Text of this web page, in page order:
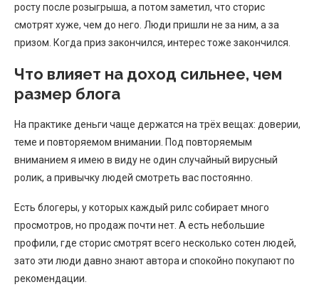
росту после розыгрыша, а потом заметил, что сторис
смотрят хуже, чем до него. Люди пришли не за ним, а за
призом. Когда приз закончился, интерес тоже закончился.
Что влияет на доход сильнее, чем
размер блога
На практике деньги чаще держатся на трёх вещах: доверии,
теме и повторяемом внимании. Под повторяемым
вниманием я имею в виду не один случайный вирусный
ролик, а привычку людей смотреть вас постоянно.
Есть блогеры, у которых каждый рилс собирает много
просмотров, но продаж почти нет. А есть небольшие
профили, где сторис смотрят всего несколько сотен людей,
зато эти люди давно знают автора и спокойно покупают по
рекомендации.